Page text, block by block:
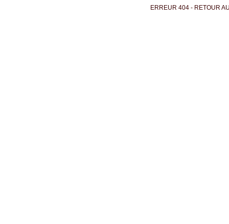
ERREUR 404 - RETOUR